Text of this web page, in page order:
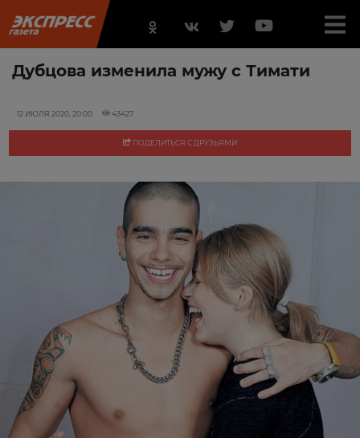
Дубцова изменила мужу с Тимати
12 ИЮЛЯ 2020, 20:00 43427
ПОДЕЛИТЬСЯ С ДРУЗЬЯМИ